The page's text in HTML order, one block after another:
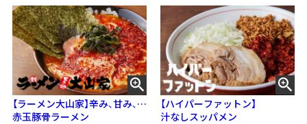
【ラーメン大山家】辛み、甘み、旨
味が三位一体に！
赤玉豚骨ラーメン
【ハイパーファットン】
汁なしスッパメン